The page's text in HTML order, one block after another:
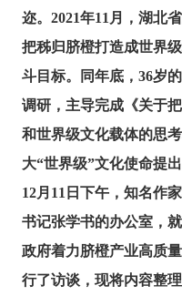
迩。2021年11月，湖北
把秭归脐橙打造成世界
斗目标。同年底，36岁
调研，主导完成《关于
和世界级文化载体的思
大“世界级”文化使命提
12月11日下午，知名作
书记张学书的办公室，
政府着力脐橙产业高质
行了访谈，现将内容整